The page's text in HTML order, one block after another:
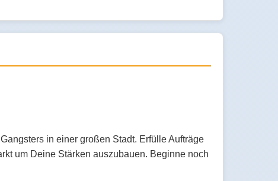
in einer großen Stadt. Erfülle Aufträge
um Deine Stärken auszubauen. Beginne noch